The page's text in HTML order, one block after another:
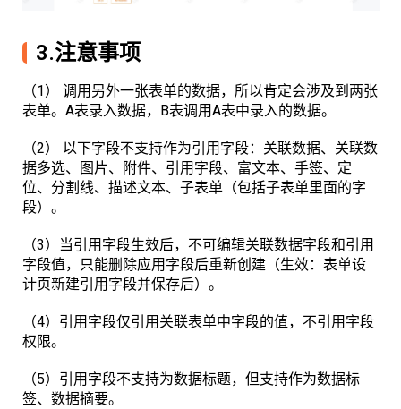
3.注意事项
（1） 调用另外一张表单的数据，所以肯定会涉及到两张
表单。A表录入数据，B表调用A表中录入的数据。
（2） 以下字段不支持作为引用字段：关联数据、关联数
据多选、图片、附件、引用字段、富文本、手签、定
位、分割线、描述文本、子表单（包括子表单里面的字
段）。
（3）当引用字段生效后，不可编辑关联数据字段和引用
字段值，只能删除应用字段后重新创建（生效：表单设
计页新建引用字段并保存后）。
（4）引用字段仅引用关联表单中字段的值，不引用字段
权限。
（5）引用字段不支持为数据标题，但支持作为数据标
签、数据摘要。